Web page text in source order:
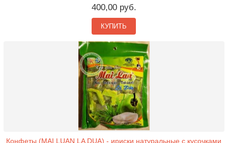
400,00 руб.
КУПИТЬ
Конфеты (MAI LUAN LA DUA) - ириски натуральные с кусочками